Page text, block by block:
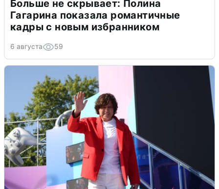
Больше не скрывает: Полина
Гагарина показала романтичные
кадры с новым избранником
6 августа 59